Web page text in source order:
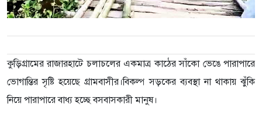
কুড়িগ্রামের রাজারহাটে চলাচলের একমাত্র কাঠের সাঁকো ভেঙে পারাপারে
ভোগান্তির সৃষ্টি হয়েছে গ্রামবাসীর।বিকল্প সড়কের ব্যবস্থা না থাকায় ঝুঁকি
নিয়ে পারাপারে বাধ্য হচ্ছে বসবাসকারী মানুষ।